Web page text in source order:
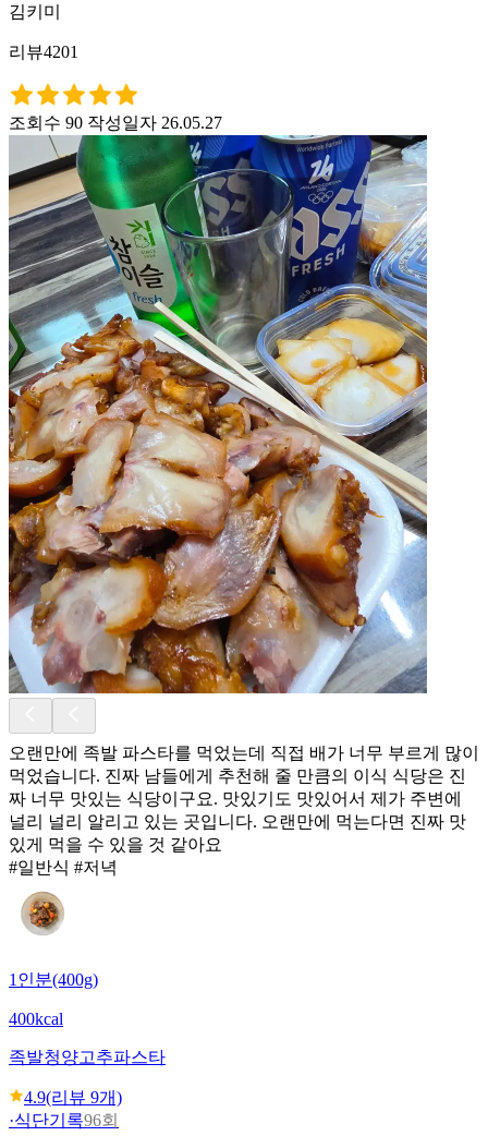
김키미
리뷰4201
조회수 90 작성일자 26.05.27
오랜만에 족발 파스타를 먹었는데 직접 배가 너무 부르게 많이
먹었습니다. 진짜 남들에게 추천해 줄 만큼의 이식 식당은 진
짜 너무 맛있는 식당이구요. 맛있기도 맛있어서 제가 주변에
널리 널리 알리고 있는 곳입니다. 오랜만에 먹는다면 진짜 맛
있게 먹을 수 있을 것 같아요
#일반식 #저녁
1인분(400g)
400kcal
족발청양고추파스타
4.9(리뷰 9개)
·식단기록96회